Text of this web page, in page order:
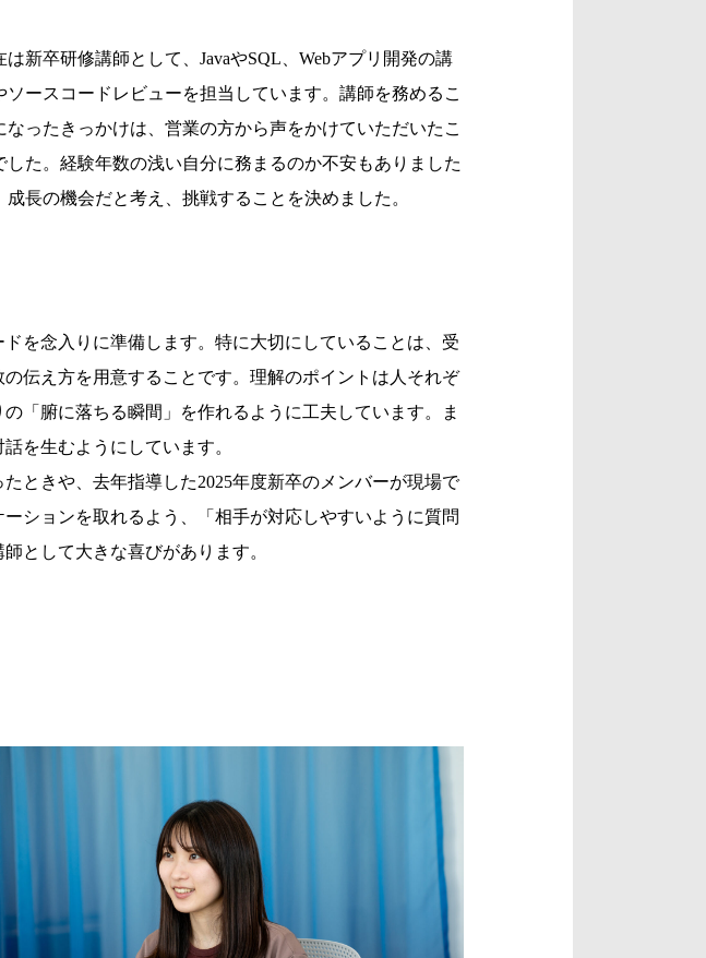
は新卒研修講師として、JavaやSQL、Webアプリ開発の講
ソースコードレビューを担当しています。講師を務めるこ
なったきっかけは、営業の方から声をかけていただいたこ
した。経験年数の浅い自分に務まるのか不安もありました
成長の機会だと考え、挑戦することを決めました。
を念入りに準備します。特に大切にしていることは、受
伝え方を用意することです。理解のポイントは人それぞ
「腑に落ちる瞬間」を作れるように工夫しています。ま
を生むようにしています。
ときや、去年指導した2025年度新卒のメンバーが現場で
ションを取れるよう、「相手が対応しやすいように質問
として大きな喜びがあります。